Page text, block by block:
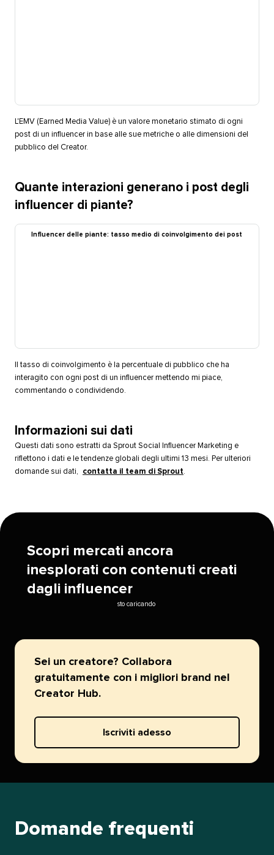
L'EMV (Earned Media Value) è un valore monetario stimato di ogni
post di un influencer in base alle sue metriche o alle dimensioni del
pubblico del Creator.​​
Quante interazioni generano i post degli
influencer di piante?​​
Influencer delle piante: tasso medio di coinvolgimento dei post​​
Il tasso di coinvolgimento è la percentuale di pubblico che ha
interagito con ogni post di un influencer mettendo mi piace,
commentando o condividendo.​​
Informazioni sui dati​​
Questi dati sono estratti da Sprout Social Influencer Marketing e
riflettono i dati e le tendenze globali degli ultimi 13 mesi. Per ulteriori
domande sui dati,
contatta il team di Sprout.​​
Scopri mercati ancora
inesplorati con contenuti creati
dagli influencer​​
sto caricando​​
Sei un creatore? Collabora
gratuitamente con i migliori brand nel
Creator Hub.​​
Iscriviti adesso​​
Domande frequenti​​